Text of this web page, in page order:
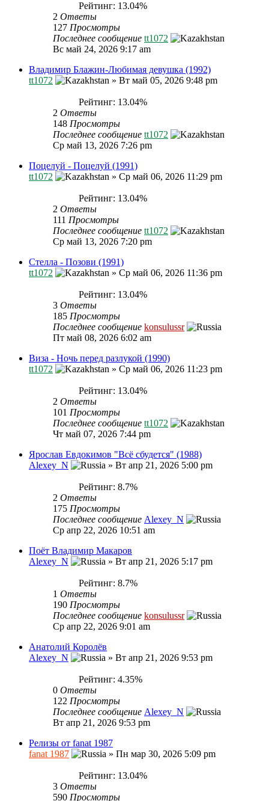
Рейтинг: 13.04%
2 Ответы
127 Просмотры
Последнее сообщение tt1072
Вс май 24, 2026 9:17 am
Владимир Блажин-Любимая девушка (1992)
tt1072
» Вт май 05, 2026 9:48 pm
Рейтинг: 13.04%
2 Ответы
148 Просмотры
Последнее сообщение tt1072
Ср май 13, 2026 7:26 pm
Поцелуй - Поцелуй (1991)
tt1072
» Ср май 06, 2026 11:29 pm
Рейтинг: 13.04%
2 Ответы
111 Просмотры
Последнее сообщение tt1072
Ср май 13, 2026 7:20 pm
Стелла - Позови (1991)
tt1072
» Ср май 06, 2026 11:36 pm
Рейтинг: 13.04%
3 Ответы
185 Просмотры
Последнее сообщение konsulussr
Пт май 08, 2026 6:02 am
Виза - Ночь перед разлукой (1990)
tt1072
» Ср май 06, 2026 11:23 pm
Рейтинг: 13.04%
2 Ответы
101 Просмотры
Последнее сообщение tt1072
Чт май 07, 2026 7:44 pm
Ярослав Евдокимов "Всё сбудется" (1988)
Alexey_N
» Вт апр 21, 2026 5:00 pm
Рейтинг: 8.7%
2 Ответы
175 Просмотры
Последнее сообщение Alexey_N
Ср апр 22, 2026 10:51 am
Поёт Владимир Макаров
Alexey_N
» Вт апр 21, 2026 5:17 pm
Рейтинг: 8.7%
1 Ответы
190 Просмотры
Последнее сообщение konsulussr
Ср апр 22, 2026 9:01 am
Анатолий Королёв
Alexey_N
» Вт апр 21, 2026 9:53 pm
Рейтинг: 4.35%
0 Ответы
122 Просмотры
Последнее сообщение Alexey_N
Вт апр 21, 2026 9:53 pm
Релизы от fanat 1987
fanat 1987
» Пн мар 30, 2026 5:09 pm
Рейтинг: 13.04%
3 Ответы
590 Просмотры